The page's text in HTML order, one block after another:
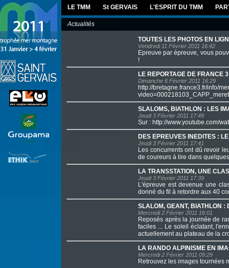
Actualités
TOUTES LES PHOTOS EN
Vendredi 11 Février 2011 16:42
Epreuve par épreuve, vous
!
LE REPORTAGE DE
Dimanche 6 Février 2011 16:29
http://bretagne.france3.fr/info/
SLALOMS, BIATHLON : LES
Jeudi 3 Février 2011 17:49
Sur : http://www.youtube.com/
DES EPREUVES INEDITES :
Jeudi 3 Février 2011 17:41
Les concurrents ont dû revoir
de coureurs à lire dans
LA TRANSSTATION, UNE
Jeudi 3 Février 2011 17:39
L'épreuve est devenue une
donné du fil à retordre aux 40
SLALOM, GEANT, BIATHLON :
Mercredi 2 Février 2011 16:01
Reposés après la journée de
faciles ... Le soleil éclatant,
actuellement au plateau de la
LA RANDO ALPINISME EN
Mercredi 2 Février 2011 09:29
Retrouvez les images tournées
LE TMM St GERVAIS L'ESPRIT DU TMM